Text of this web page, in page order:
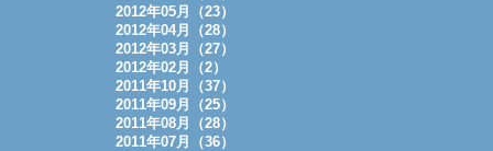
2012年05月（23）
2012年04月（28）
2012年03月（27）
2012年02月（2）
2011年10月（37）
2011年09月（25）
2011年08月（28）
2011年07月（36）